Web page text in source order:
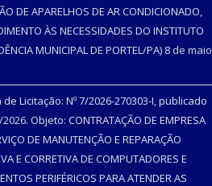
DE APARELHOS DE AR CONDICIONADO,
ÀS NECESSIDADES DO INSTITUTO
MUNICIPAL DE PORTEL/PA) 8 de maio
Licitação: Nº 7/2026-270303-I, publicado
Objeto: CONTRATAÇÃO DE EMPRESA
DE MANUTENÇÃO E REPARAÇÃO
E CORRETIVA DE COMPUTADORES E
PERIFÉRICOS PARA ATENDER AS